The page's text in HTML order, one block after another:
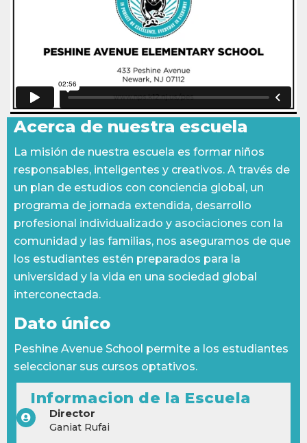
Acerca de nuestra escuela
La misión de nuestra escuela es formar niños
responsables, inteligentes y creativos. A través de
un plan de estudios con conciencia global, un
programa de jornada extendida, desarrollo
profesional individualizado y asociaciones con la
comunidad y las familias, nos aseguramos de que
los estudiantes estén preparados para la
universidad y la vida en una sociedad global
interconectada.
Dato único
Peshine Avenue School permite a los estudiantes
seleccionar sus cursos optativos.
Informacion de la Escuela
Director
Ganiat Rufai